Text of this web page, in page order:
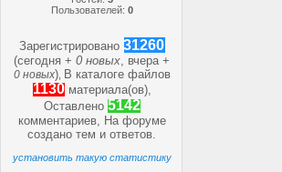
Пользователей: 0
Зарегистрировано 31260
(сегодня +0 новых, вчера +
0 новых) В каталоге файлов
1130 материала(ов),
Оставлено 5142
комментариев, На форуме
созданотем иответов.
установить такую статистику